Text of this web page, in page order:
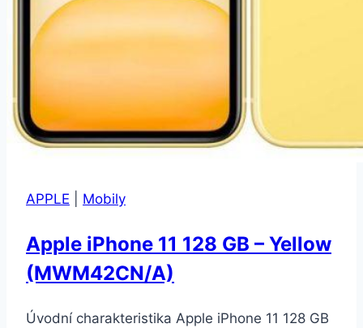
APPLE Mobily
Apple iPhone 11 128 GB – Yellow
(MWM42CN/A)
Úvodní charakteristika Apple iPhone 11 128 GB